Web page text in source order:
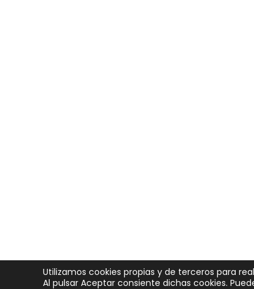
Utilizamos cookies propias y de terceros para
Al pulsar Aceptar consiente dichas cookies.